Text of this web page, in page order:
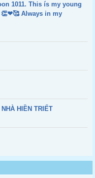
1011. This ís my young
Always in my
HIỀN TRIẾT